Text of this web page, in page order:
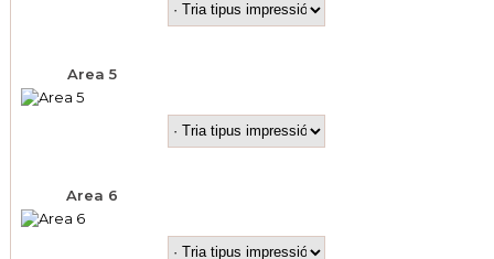
Area 5
Area 6